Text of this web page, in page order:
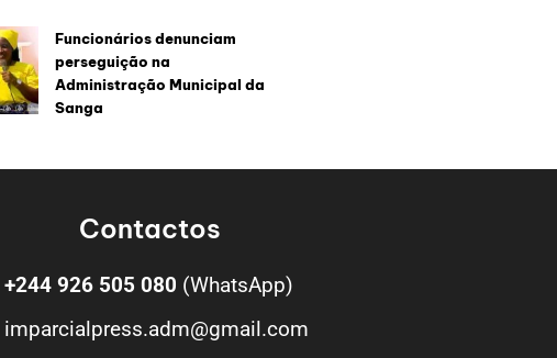
Funcionários denunciam
perseguição na
Administração Municipal da
Sanga
Contactos
+244 926 505 080 (WhatsApp)
imparcialpress.adm@gmail.com